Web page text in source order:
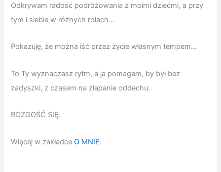
Odkrywam radość podróżowania z moimi dziećmi, a przy
tym i siebie w różnych rolach…
Pokazuję, że można iść przez życie własnym tempem…
To Ty wyznaczasz rytm, a ja pomagam, by był bez
zadyszki, z czasem na złapanie oddechu.
ROZGOŚĆ SIĘ.
Więcej w zakładceO MNIE.